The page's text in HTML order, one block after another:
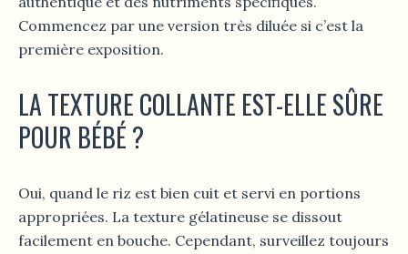
Commencez par une version très diluée si c’est la
première exposition.
LA TEXTURE COLLANTE EST-ELLE SÛRE
POUR BÉBÉ ?
Oui, quand le riz est bien cuit et servi en portions
appropriées. La texture gélatineuse se dissout
facilement en bouche. Cependant, surveillez toujours